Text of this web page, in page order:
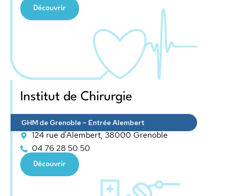
Découvrir
Institut de Chirurgie
GHM de Grenoble – Entrée Alembert
124 rue d'Alembert, 38000 Grenoble
04 76 28 50 50
Découvrir